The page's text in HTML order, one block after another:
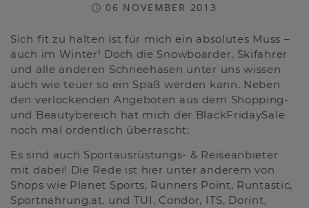
06 NOVEMBER 2013
Sich fit zu halten ist für mich ein absolutes Muss –
auch im Winter! Doch die Snowboarder, Skifahrer
und alle anderen Schneehasen unter uns wissen
auch wie teuer so ein Spaß werden kann. Neben
den verlockenden Angeboten aus dem Shopping-
und Beautybereich hat mich der BlackFridaySale
noch mal ordentlich überrascht:
Es sind auch Sportausrüstungs- & Reiseanbieter
mit dabei! Die Rede ist hier unter anderem von
Shops wie Planet Sports, Runners Point, Runtastic,
Sportnahrung.at. und TUI, Condor, ITS, Dorint,